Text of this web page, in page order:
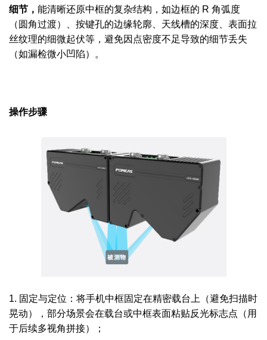
细节， 能清晰还原中框的复杂结构，如边框的 R 角弧度
（圆角过渡）、按键孔的边缘轮廓、天线槽的深度、表面拉
丝纹理的细微起伏等，避免因点密度不足导致的细节丢失
（如漏检微小凹陷）。
操作步骤
1. 固定与定位：将手机中框固定在精密载台上（避免扫描时
晃动），部分场景会在载台或中框表面粘贴反光标志点（用
于后续多视角拼接）；